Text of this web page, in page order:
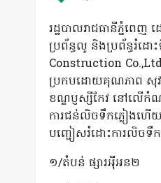
រដ្ឋបាលរាជធានីភ្នំពេញ
ប្រព័ន្ធលូ និងប្រព័ន្ធរំដ
Construction
ប្រកបដោយគុណភាព សុវត្ថិ
ខណ្ឌប្ញស្សីកែវ នៅលើកំ
ការជន់លិចទឹកភ្លៀងហើ
បញ្ជៀសរំដោះការលិចទឹក
១/តំបន់ ផ្សារអុីអន២